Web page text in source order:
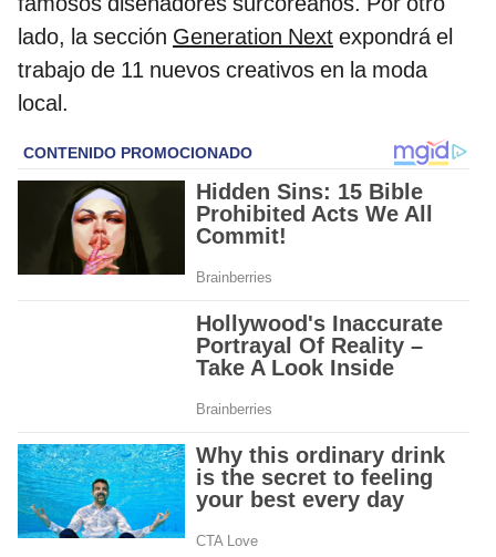
lado, la sección Generation Next expondrá el
trabajo de 11 nuevos creativos en la moda
local.